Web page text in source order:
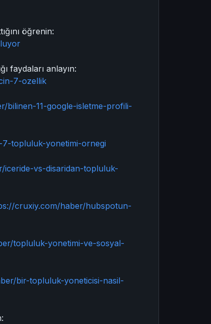
öğrenin:
faydaları anlayın:
7-ozellik
bilinen-11-google-isletme-profili-
topluluk-yonetimi-ornegi
iceride-vs-disaridan-topluluk-
cruxiy.com/haber/hubspotun-
topluluk-yonetimi-ve-sosyal-
bir-topluluk-yoneticisi-nasil-